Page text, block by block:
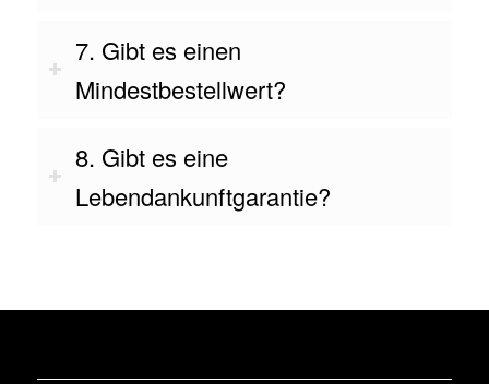
7. Gibt es einen
Mindestbestellwert?
8. Gibt es eine
Lebendankunftgarantie?